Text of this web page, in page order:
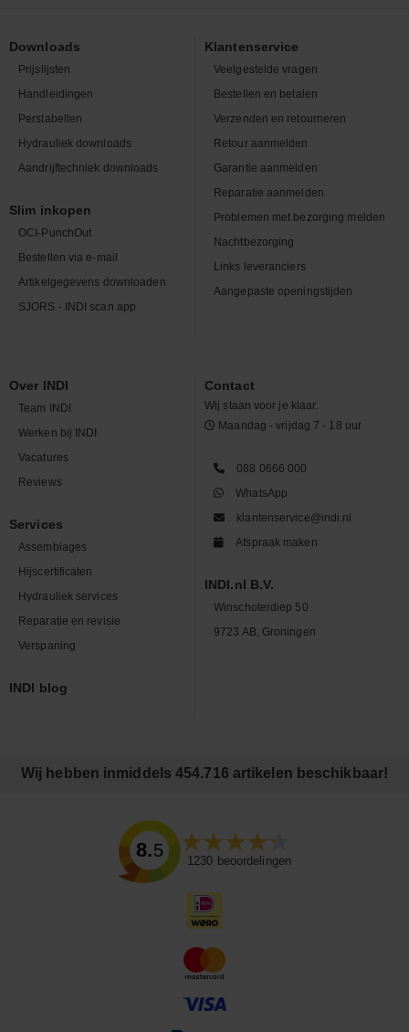
Downloads
Prijslijsten
Handleidingen
Perstabellen
Hydrauliek downloads
Aandrijftechniek downloads
Slim inkopen
OCI-PunchOut
Bestellen via e-mail
Artikelgegevens downloaden
SJORS - INDI scan app
Klantenservice
Veelgestelde vragen
Bestellen en betalen
Verzenden en retourneren
Retour aanmelden
Garantie aanmelden
Reparatie aanmelden
Problemen met bezorging melden
Nachtbezorging
Links leveranciers
Aangepaste openingstijden
Over INDI
Team INDI
Werken bij INDI
Vacatures
Reviews
Services
Assemblages
Hijscertificaten
Hydrauliek services
Reparatie en revisie
Verspaning
INDI blog
Contact
Wij staan voor je klaar.
Maandag - vrijdag 7 - 18 uur
088 0666 000
WhatsApp
klantenservice@indi.nl
Afspraak maken
INDI.nl B.V.
Winschoterdiep 50
9723 AB, Groningen
Wij hebben inmiddels 454.716 artikelen beschikbaar!
8.5
1230 beoordelingen